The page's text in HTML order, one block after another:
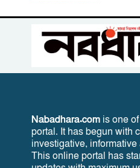
Nabadhara.com is one
portal. It has begun with
investigative,
This online portal has